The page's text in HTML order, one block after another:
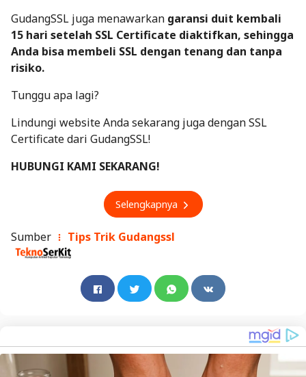
GudangSSL juga menawarkan garansi duit kembali
15 hari setelah SSL Certificate diaktifkan, sehingga
Anda bisa membeli SSL dengan tenang dan tanpa
risiko.
Tunggu apa lagi?
Lindungi website Anda sekarang juga dengan SSL
Certificate dari GudangSSL!
HUBUNGI KAMI SEKARANG!
Selengkapnya
Sumber Tips Trik Gudangssl